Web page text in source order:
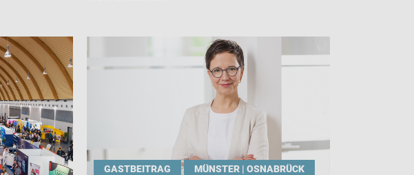
GASTBEITRAG MÜNSTER | OSNABRÜCK